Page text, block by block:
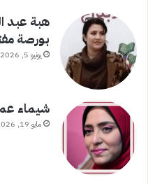
هبة عبد
بورصة
يونيو 5, 2026
شيماء
مايو 19, 2026